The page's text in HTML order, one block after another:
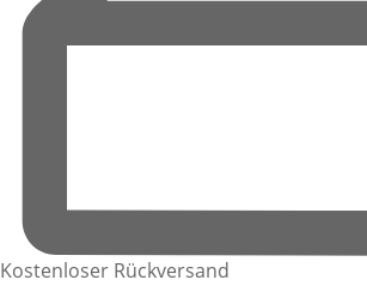
Kostenloser Rückversand